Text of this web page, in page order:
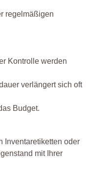
regelmäßigen
Kontrolle werden
verlängert sich oft
Budget.
Inventaretiketten oder
mit Ihrer